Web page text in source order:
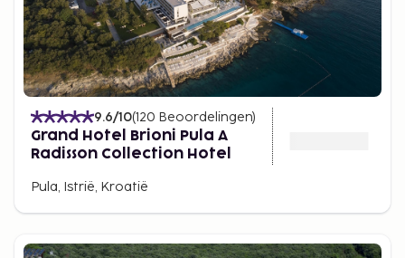
9.6/10(120 Beoordelingen)
Grand Hotel Brioni Pula A
Radisson Collection Hotel
Pula, Istrië, Kroatië